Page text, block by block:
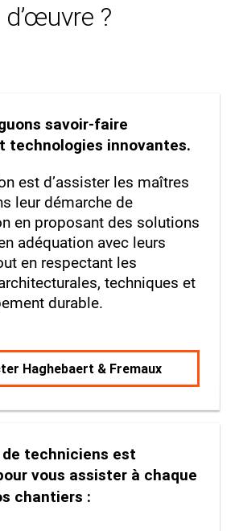
d’œuvre ?
savoir-faire
technologies innovantes.
est d’assister les maîtres
leur démarche de
en proposant des solutions
adéquation avec leurs
en respectant les
techniques et
durable.
Haghebaert & Fremaux
de techniciens est
vous assister à chaque
chantiers :